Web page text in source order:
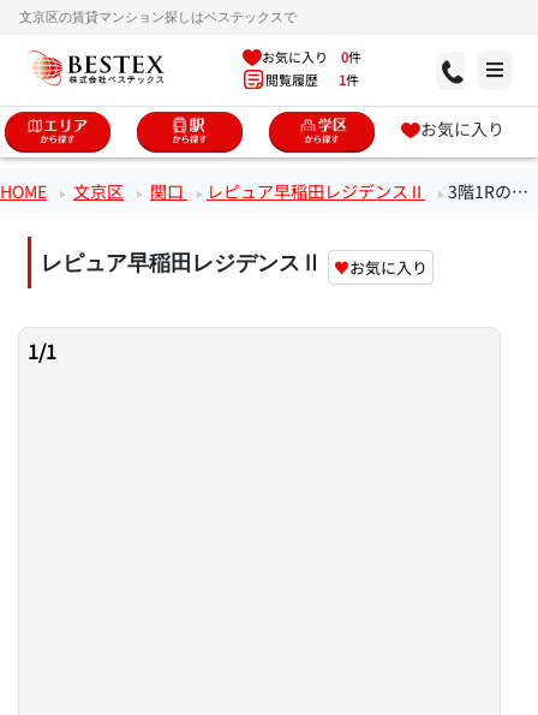
文京区の賃貸マンション探しはベステックスで
お気に入り 0件
閲覧履歴 1件
お気に入り
HOME 文京区 関口 レピュア早稲田レジデンスⅡ 3階1Rのお部屋
レピュア早稲田レジデンスⅡ ♥お気に入り
1/1